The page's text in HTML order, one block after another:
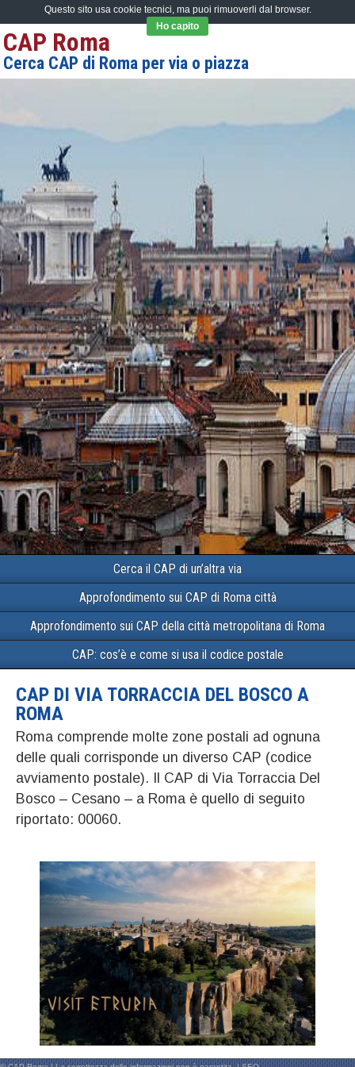
CAP Roma
Cerca CAP di Roma per via o piazza
Cerca il CAP di un’altra via
Approfondimento sui CAP di Roma città
Approfondimento sui CAP della città metropolitana di Roma
CAP: cos’è e come si usa il codice postale
CAP DI VIA TORRACCIA DEL BOSCO A
ROMA
Roma comprende molte zone postali ad ognuna
delle quali corrisponde un diverso CAP (codice
avviamento postale). Il CAP di Via Torraccia Del
Bosco – Cesano – a Roma è quello di seguito
riportato: 00060.
Questo sito usa cookie tecnici, ma puoi rimuoverli dal browser.
Ho capito